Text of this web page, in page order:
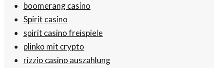
boomerang casino
Spirit casino
spirit casino freispiele
plinko mit crypto
rizzio casino auszahlung